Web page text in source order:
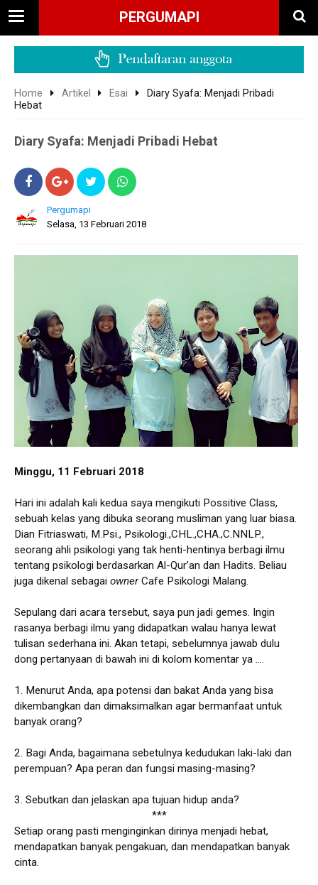
PERGUMAPI
Home Artikel Esai
Diary Syafa: Menjadi Pribadi
Hebat
Diary Syafa: Menjadi Pribadi Hebat
Pergumapi
Selasa, 13 Februari 2018
Minggu, 11 Februari 2018
Hari ini adalah kali kedua saya mengikuti Possitive Class,
sebuah kelas yang dibuka seorang musliman yang luar biasa.
Dian Fitriaswati, M.Psi., Psikologi.,CHL.,CHA.,C.NNLP.,
seorang ahli psikologi yang tak henti-hentinya berbagi ilmu
tentang psikologi berdasarkan Al-Qur’an dan Hadits. Beliau
juga dikenal sebagai ownerCafe Psikologi Malang.
Sepulang dari acara tersebut, saya pun jadi gemes. Ingin
rasanya berbagi ilmu yang didapatkan walau hanya lewat
tulisan sederhana ini. Akan tetapi, sebelumnya jawab dulu
dong pertanyaan di bawah ini di kolom komentar ya ....
1. Menurut Anda, apa potensi dan bakat Anda yang bisa
dikembangkan dan dimaksimalkan agar bermanfaat untuk
banyak orang?
2. Bagi Anda, bagaimana sebetulnya kedudukan laki-laki dan
perempuan? Apa peran dan fungsi masing-masing?
3. Sebutkan dan jelaskan apa tujuan hidup anda?
***
Setiap orang pasti menginginkan dirinya menjadi hebat,
mendapatkan banyak pengakuan, dan mendapatkan banyak
cinta.